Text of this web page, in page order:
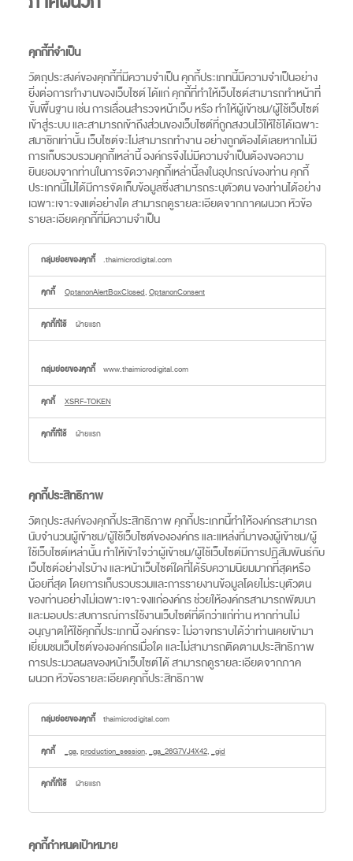
คุกกี้ที่จำเป็น
วัตถุประสงค์ของคุกกี้ที่มีความจำเป็น คุกกี้ประเภทนี้มีความจำเป็นอย่าง
ยิ่งต่อการทำงานของเว็บไซต์ ได้แก่ คุกกี้ที่ทำให้เว็บไซต์สามารถทำหน้าที่
ขั้นพื้นฐาน เช่น การเลื่อนสำรวจหน้าเว็บ หรือ ทำให้ผู้เข้าชม/ผู้ใช้เว็บไซต์
เข้าสู่ระบบ และสามารถเข้าถึงส่วนของเว็บไซต์ที่ถูกสงวนไว้ให้ใช้ได้เฉพาะ
สมาชิกเท่านั้น เว็บไซต์จะไม่สามารถทำงาน อย่างถูกต้องได้เลยหากไม่มี
การเก็บรวบรวมคุกกี้เหล่านี้ องค์กรจึงไม่มีความจำเป็นต้องขอความ
ยินยอมจากท่านในการจัดวางคุกกี้เหล่านี้ลงในอุปกรณ์ของท่าน คุกกี้
ประเภทนี้ไม่ได้มีการจัดเก็บข้อมูลซึ่งสามารถระบุตัวตน ของท่านได้อย่าง
เฉพาะเจาะจงแต่อย่างใด สามารถดูรายละเอียดจากภาคผนวก หัวข้อ
รายละเอียดคุกกี้ที่มีความจำเป็น
จำเป็น
.thaimicrodigital.com
OptanonAlertBoxClosed,OptanonConsent
ฝ่ายแรก
www.thaimicrodigital.com
XSRF-TOKEN
ฝ่ายแรก
คุกกี้ประสิทธิภาพ
วัตถุประสงค์ของคุกกี้ประสิทธิภาพ คุกกี้ประเภทนี้ทำให้องค์กรสามารถ
นับจำนวนผู้เข้าชม/ผู้ใช้เว็บไซต์ขององค์กร และแหล่งที่มาของผู้เข้าชม/ผู้
ใช้เว็บไซต์เหล่านั้น ทำให้เข้าใจว่าผู้เข้าชม/ผู้ใช้เว็บไซต์มีการปฏิสัมพันธ์กับ
เว็บไซต์อย่างไรบ้าง และหน้าเว็บไซต์ใดที่ได้รับความนิยมมากที่สุดหรือ
น้อยที่สุด โดยการเก็บรวบรวมและการรายงานข้อมูลโดยไม่ระบุตัวตน
ของท่านอย่างไม่เฉพาะเจาะจงแก่องค์กร ช่วยให้องค์กรสามารถพัฒนา
และมอบประสบการณ์การใช้งานเว็บไซต์ที่ดีกว่าแก่ท่าน หากท่านไม่
อนุญาตให้ใช้คุกกี้ประเภทนี้ องค์กรจะ ไม่อาจทราบได้ว่าท่านเคยเข้ามา
เยี่ยมชมเว็บไซต์ขององค์กรเมื่อใด และไม่สามารถติดตามประสิทธิภาพ
การประมวลผลของหน้าเว็บไซต์ได้ สามารถดูรายละเอียดจากภาค
ผนวก หัวข้อรายละเอียดคุกกี้ประสิทธิภาพ
ประสิทธิภาพ
thaimicrodigital.com
_ga,production_session,_ga_26G7VJ4X42,_gid
ฝ่ายแรก
คุกกี้กำหนดเป้าหมาย